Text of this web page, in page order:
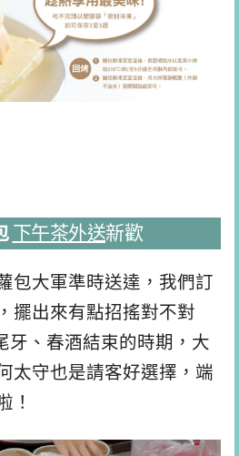
下午茶外送新歡
包大軍準時送達，我們訂
擺出來有點招搖對不對
牙、春酒結束的時期，大
太守也是請客好選擇，端
！